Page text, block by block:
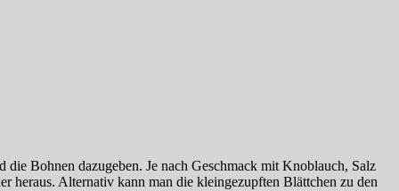
Bohnen dazugeben. Je nach Geschmack mit Knoblauch, Salz
heraus. Alternativ kann man die kleingezupften Blättchen zu den